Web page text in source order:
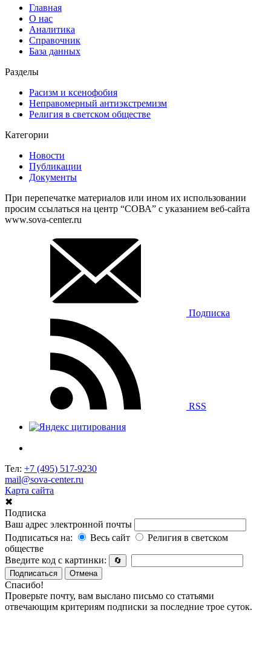
Главная
О нас
Аналитика
Справочник
База данных
Разделы
Расизм и ксенофобия
Неправомерный антиэкстремизм
Религия в светском обществе
Категории
Новости
Публикации
Документы
При перепечатке материалов или ином их использовании
просим ссылаться на центр “СОВА” с указанием веб-сайта
www.sova-center.ru
Подписка
RSS
Тел: +7 (495) 517-9230
mail@sova-center.ru
Карта сайта
✖
Подписка
Ваш адрес электронной почты
Подписаться на:
Весь сайт
Религия в светском
обществе
Введите код с картинки:
🔄
Подписаться
Отмена
Спасибо!
Проверьте почту, вам выслано письмо со статьями
отвечающим критериям подписки за последние трое суток.